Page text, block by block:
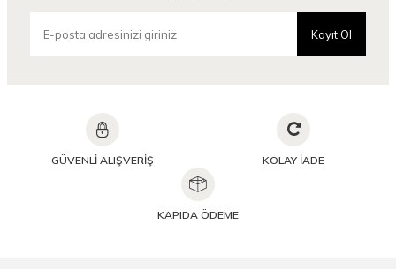
Yumuşak dokusu sayesinde gün boyu konfor sunan bu şallar, estetik
olduğu kadar pratiktir de. Koleksiyonda yer alan her bir model, günlük
Camellia Scarfs’ın desenli soft şal koleksiyonu, hem klasik hem de
modern zevklere hitap eden zengin bir tasarım yelpazesine sahiptir.
soyut motifler ve doğadan ilham alan temalarla farklı tarzlara uygun
Kayıt Ol
GÜVENLİ ALIŞVERİŞ KOLAY İADE
KAPIDA ÖDEME